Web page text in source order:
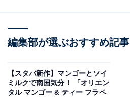
編集部が選ぶおすすめ記事
【スタバ新作】マンゴーとソイ
ミルクで南国気分！ 「オリエン
タル マンゴー & ティー フラペ